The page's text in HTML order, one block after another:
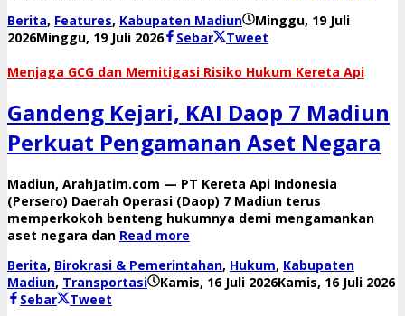
Berita, Features, Kabupaten Madiun
Minggu, 19 Juli
2026Minggu, 19 Juli 2026olehSebar
Tweet
​Menjaga GCG dan Memitigasi Risiko Hukum Kereta Api
Gandeng Kejari, KAI Daop 7 Madiun
Perkuat Pengamanan Aset Negara
​Madiun, ArahJatim.com — PT Kereta Api Indonesia
(Persero) Daerah Operasi (Daop) 7 Madiun terus
memperkokoh benteng hukumnya demi mengamankan
aset negara dan Read more
Berita, Birokrasi & Pemerintahan, Hukum, Kabupaten
Madiun, Transportasi Kamis, 16 Juli 2026Kamis, 16 Juli 2026
Sebar
Tweet